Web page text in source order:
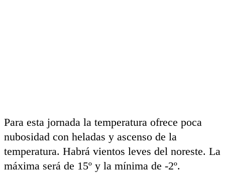
Para esta jornada la temperatura ofrece poca
nubosidad con heladas y ascenso de la
temperatura. Habrá vientos leves del noreste. La
máxima será de 15º y la mínima de -2º.